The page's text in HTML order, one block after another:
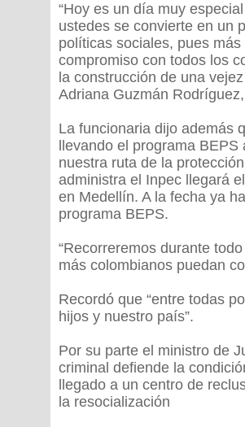
“Hoy es un día muy
ustedes se convierte en un
políticas sociales, pues
compromiso con todos los
la construcción de una
Adriana Guzmán
La funcionaria dijo además
llevando el programa
nuestra ruta de la
administra el Inpec llegará
en Medellín. A la fecha ya
programa BEPS.
“Recorreremos durante
más colombianos puedan
Recordó que “entre todas
hijos y nuestro país”.
Por su parte el ministro de
criminal defiende la
llegado a un centro de
la resocialización